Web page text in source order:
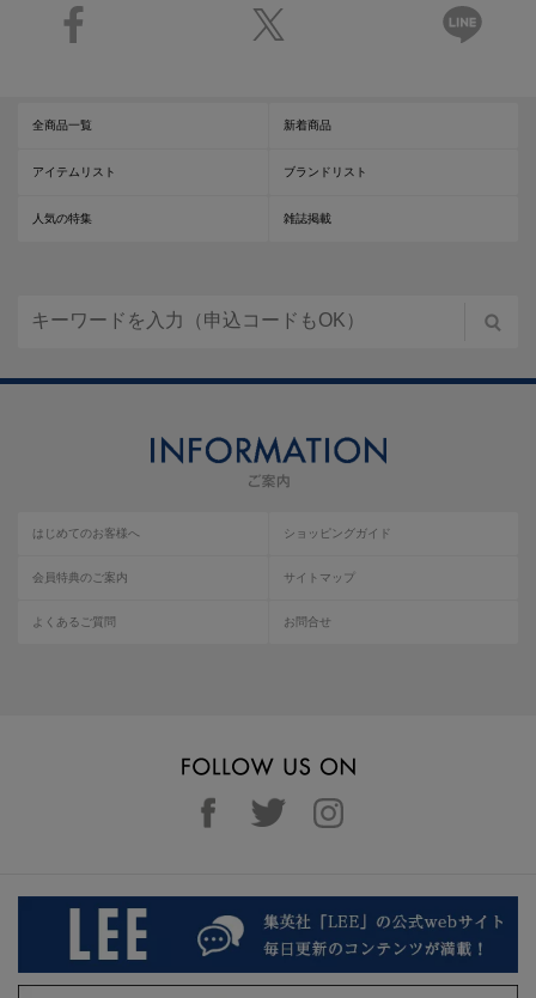
全商品一覧 新着商品
アイテムリスト ブランドリスト
人気の特集 雑誌掲載
はじめてのお客様へ ショッピングガイド
会員特典のご案内 サイトマップ
よくあるご質問 お問合せ